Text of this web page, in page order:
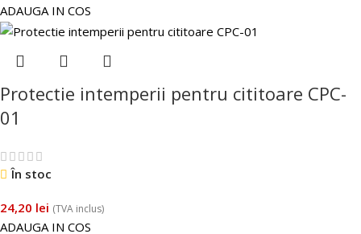
ADAUGA IN COS
Protectie intemperii pentru cititoare CPC-
01
În stoc
24,20 lei (TVA inclus)
ADAUGA IN COS